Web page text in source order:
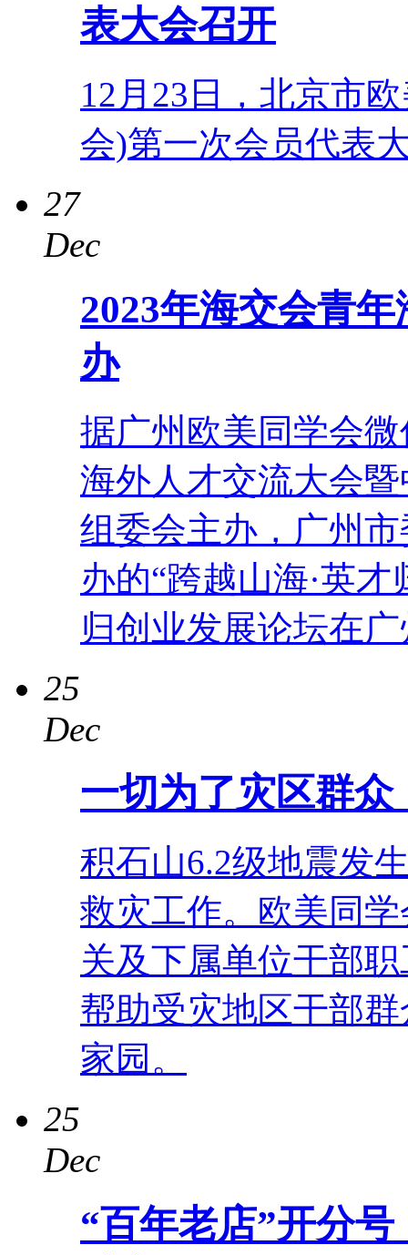
表大会召开
12月23日，北京市
会)第一次会员代表
27
Dec
2023年海交会青
办
据广州欧美同学会
海外人才交流大会
组委会主办，广州
办的“跨越山海·英
归创业发展论坛在
25
Dec
一切为了灾区群
积石山6.2级地震发
救灾工作。欧美同
关及下属单位干部
帮助受灾地区干部
家园。
25
Dec
“百年老店”开分